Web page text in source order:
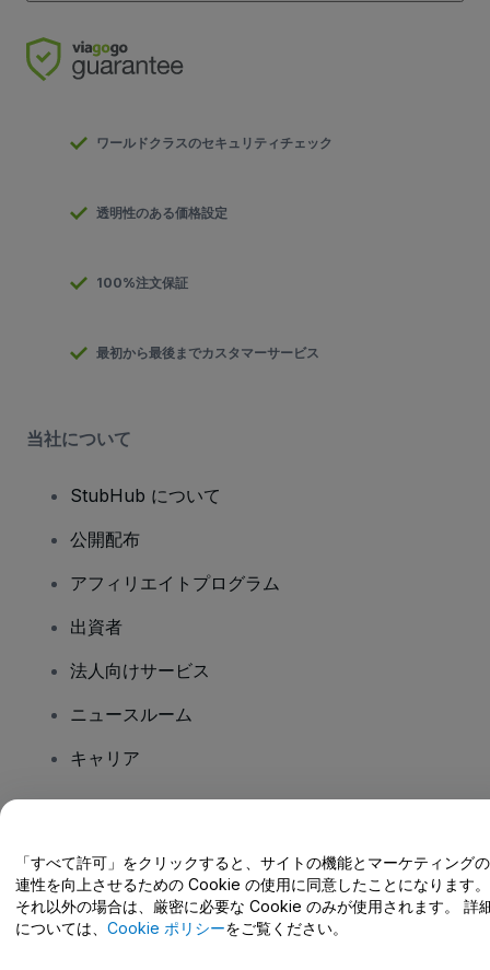
ワールドクラスのセキュリティチェック
透明性のある価格設定
100%注文保証
最初から最後までカスタマーサービス
当社について
StubHub について
公開配布
アフィリエイトプログラム
出資者
法人向けサービス
ニュースルーム
キャリア
ヘルプセンター / こちらまでご連絡下さい
「すべて許可」をクリックすると、サイトの機能とマーケティング
連性を向上させるための Cookie の使用に同意したことになります。
それ以外の場合は、厳密に必要な Cookie のみが使用されます。 詳
については、 Cookie ポリシーをご覧ください。